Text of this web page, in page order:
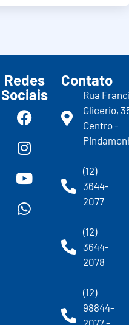
Redes
Sociais
Contato
Rua
Glicerio,
Centro -
(12)
3644-
2077
(12)
3644-
2078
(12)
98844-